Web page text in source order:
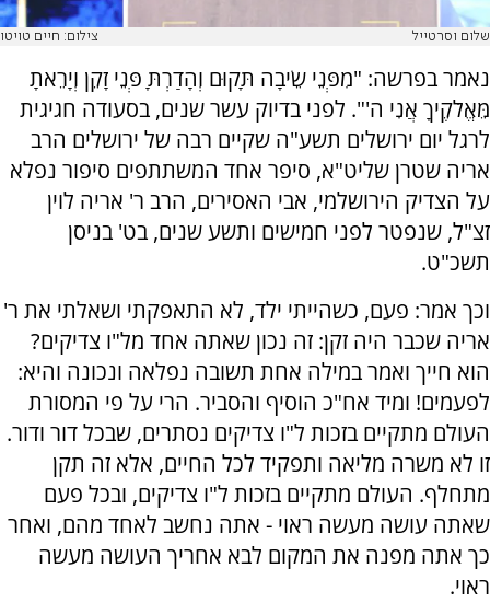
שלום וסרטייל צילום: חיים טויטו
נאמר בפרשה: "מִפְּנֵי שֵׂיבָה תָּקוּם וְהָדַרְתָּ פְּנֵי זָקֵן וְיָרֵאתָ
מֵּאֱלֹקֶיךָ אֲנִי ה'". לפני בדיוק עשר שנים, בסעודה חגיגית
לרגל יום ירושלים תשע"ה שקיים רבה של ירושלים הרב
אריה שטרן שליט"א, סיפר אחד המשתתפים סיפור נפלא
על הצדיק הירושלמי, אבי האסירים, הרב ר' אריה לוין
זצ"ל, שנפטר לפני חמישים ותשע שנים, בט' בניסן
תשכ"ט.
וכך אמר: פעם, כשהייתי ילד, לא התאפקתי ושאלתי את ר'
אריה שכבר היה זקן: זה נכון שאתה אחד מל"ו צדיקים?
הוא חייך ואמר במילה אחת תשובה נפלאה ונכונה והיא:
לפעמים! ומיד אח"כ הוסיף והסביר. הרי על פי המסורת
העולם מתקיים בזכות ל"ו צדיקים נסתרים, שבכל דור ודור.
זו לא משרה מליאה ותפקיד לכל החיים, אלא זה תקן
מתחלף. העולם מתקיים בזכות ל"ו צדיקים, ובכל פעם
שאתה עושה מעשה ראוי - אתה נחשב לאחד מהם, ואחר
כך אתה מפנה את המקום לבא אחריך העושה מעשה
ראוי.